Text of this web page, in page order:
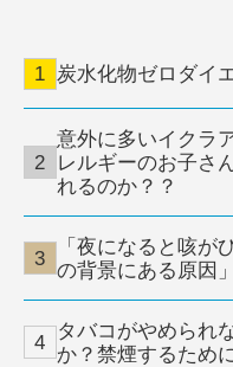
炭水化物ゼロダイ
意外に多いイクラ
レルギーのお子さ
れるのか？？
「夜になると咳が
の背景にある原因」
タバコがやめられ
か？禁煙するため